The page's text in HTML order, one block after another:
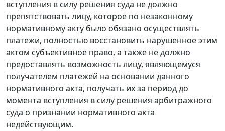
вступления в силу решения суда не должно
препятствовать лицу, которое по незаконному
нормативному акту было обязано осуществлять
платежи, полностью восстановить нарушенное этим
актом субъективное право, а также не должно
предоставлять возможность лицу, являющемуся
получателем платежей на основании данного
нормативного акта, получать их за период до
момента вступления в силу решения арбитражного
суда о признании нормативного акта
недействующим.